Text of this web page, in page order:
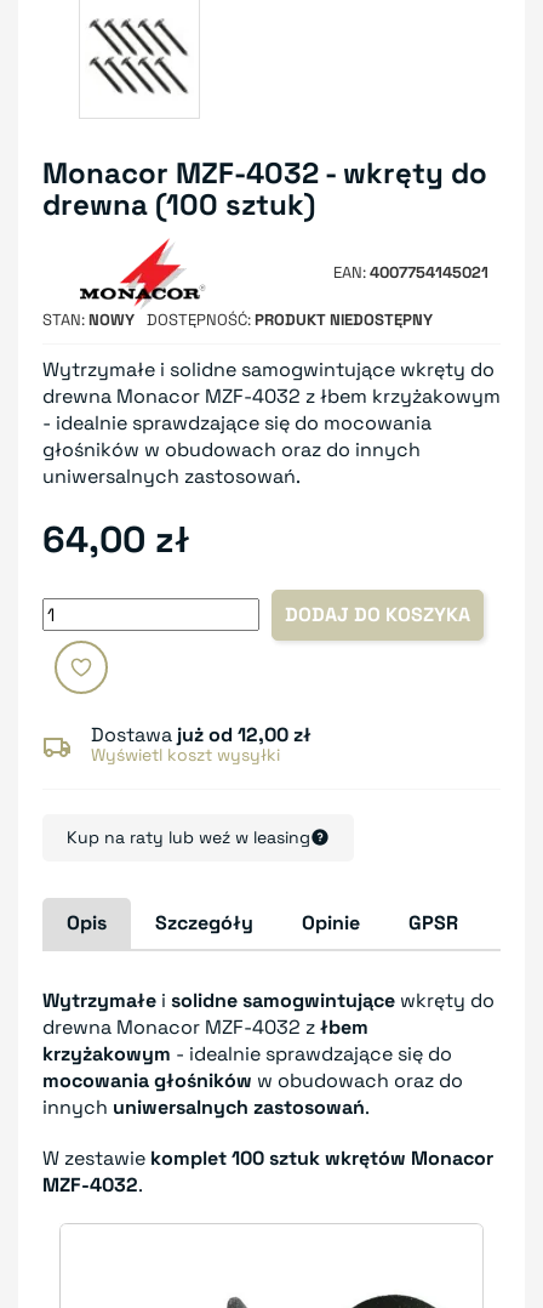
Monacor MZF-4032 - wkręty do
drewna (100 sztuk)
EAN 4007754145021
STAN NOWY DOSTĘPNOŚĆ PRODUKT NIEDOSTĘPNY
Wytrzymałe i solidne samogwintujące wkręty do
drewna Monacor MZF-4032 z łbem krzyżakowym
- idealnie sprawdzające się do mocowania
głośników w obudowach oraz do innych
uniwersalnych zastosowań.
64,00 zł
DODAJ DO KOSZYKA
Dostawa już od 12,00 zł
Wyświetl koszt wysyłki
Kup na raty lub weź w leasing
Opis Szczegóły Opinie GPSR
Wytrzymałe i solidne samogwintujące wkręty do
drewna Monacor MZF-4032 złbem
krzyżakowym - idealnie sprawdzające się do
mocowania głośników w obudowach oraz do
innych uniwersalnych zastosowań.
W zestawie komplet100 sztuk wkrętów Monacor
MZF-4032.